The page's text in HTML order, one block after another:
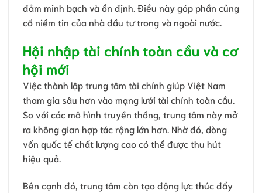
đảm minh bạch và ổn định. Điều này góp phần củng
cố niềm tin của nhà đầu tư trong và ngoài nước.
Hội nhập tài chính toàn cầu và cơ
hội mới
Việc thành lập trung tâm tài chính giúp Việt Nam
tham gia sâu hơn vào mạng lưới tài chính toàn cầu.
So với các mô hình truyền thống, trung tâm này mở
ra không gian hợp tác rộng lớn hơn. Nhờ đó, dòng
vốn quốc tế chất lượng cao có thể được thu hút
hiệu quả.
Bên cạnh đó, trung tâm còn tạo động lực thúc đẩy